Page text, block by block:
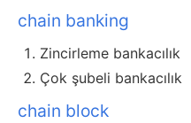
chain banking
Zincirleme bankacılık
Çok şubeli bankacılık
chain block